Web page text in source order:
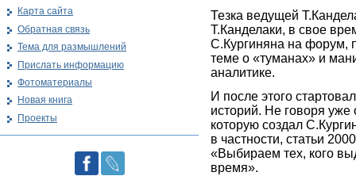
Тезка ведущей
Т.Канделаки, в свое
С.Кургиняна на форум,
теме о «туманах» и
аналитике.
И после этого
историй. Не говоря
которую создал
в частности, статьи
«Выбираем тех, кого
время».
Карта сайта
Обратная связь
Тема для размышлений
Прислать информацию
Фотоматериалы
Новая книга
Проекты